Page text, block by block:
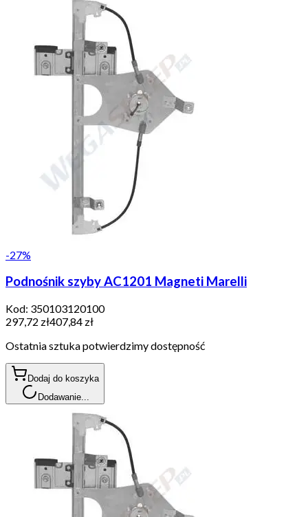
-27%
Podnośnik szyby AC1201 Magneti Marelli
Kod: 350103120100
297,72 zł407,84 zł
Ostatnia sztuka potwierdzimy dostępność
Dodaj do koszyka
Dodawanie...